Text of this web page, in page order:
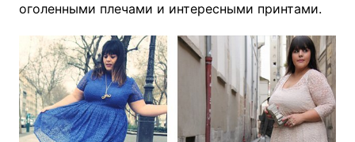
оголенными плечами и интересными принтами.